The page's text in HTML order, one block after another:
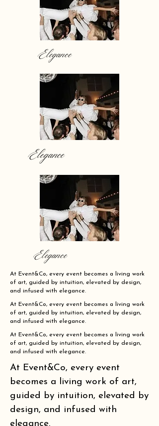
Elegance
Elegance
Elegance
At Event&Co, every event becomes a living work
of art, guided by intuition, elevated by design,
and infused with elegance.
At Event&Co, every event becomes a living work
of art, guided by intuition, elevated by design,
and infused with elegance.
At Event&Co, every event becomes a living work
of art, guided by intuition, elevated by design,
and infused with elegance.
At Event&Co, every event
becomes a living work of art,
guided by intuition, elevated by
design, and infused with
elegance.